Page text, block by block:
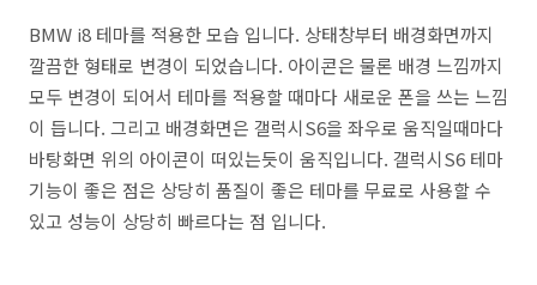
BMW i8 테마를 적용한 모습 입니다. 상태창부터 배경화면까지
깔끔한 형태로 변경이 되었습니다. 아이콘은 물론 배경 느낌까지
모두 변경이 되어서 테마를 적용할 때마다 새로운 폰을 쓰는 느낌
이 듭니다. 그리고 배경화면은 갤럭시S6을 좌우로 움직일때마다
바탕화면 위의 아이콘이 떠있는듯이 움직입니다. 갤럭시S6 테마
기능이 좋은 점은 상당히 품질이 좋은 테마를 무료로 사용할 수
있고 성능이 상당히 빠르다는 점 입니다.